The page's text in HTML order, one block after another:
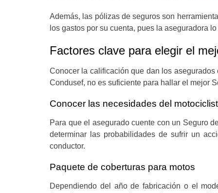
Además, las pólizas de seguros son
los gastos por su cuenta, pues la aseguradora
Factores clave para elegir el
Conocer la calificación que dan los
Condusef, no es suficiente para hallar el mejor
Conocer las necesidades del
Para que el asegurado cuente con un Seguro
determinar las probabilidades de sufrir un
conductor.
Paquete de coberturas para motos
Dependiendo del año de fabricación o el